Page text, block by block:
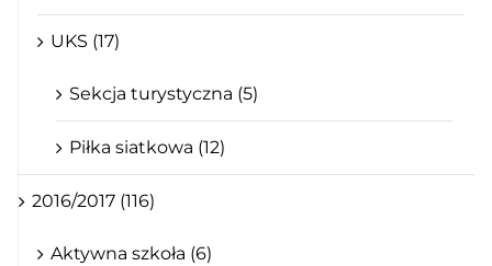
UKS (17)
Sekcja turystyczna (5)
Piłka siatkowa (12)
2016/2017 (116)
Aktywna szkoła (6)